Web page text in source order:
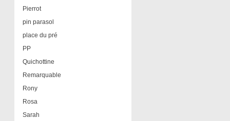
Pierrot
pin parasol
place du pré
PP
Quichottine
Remarquable
Rony
Rosa
Sarah